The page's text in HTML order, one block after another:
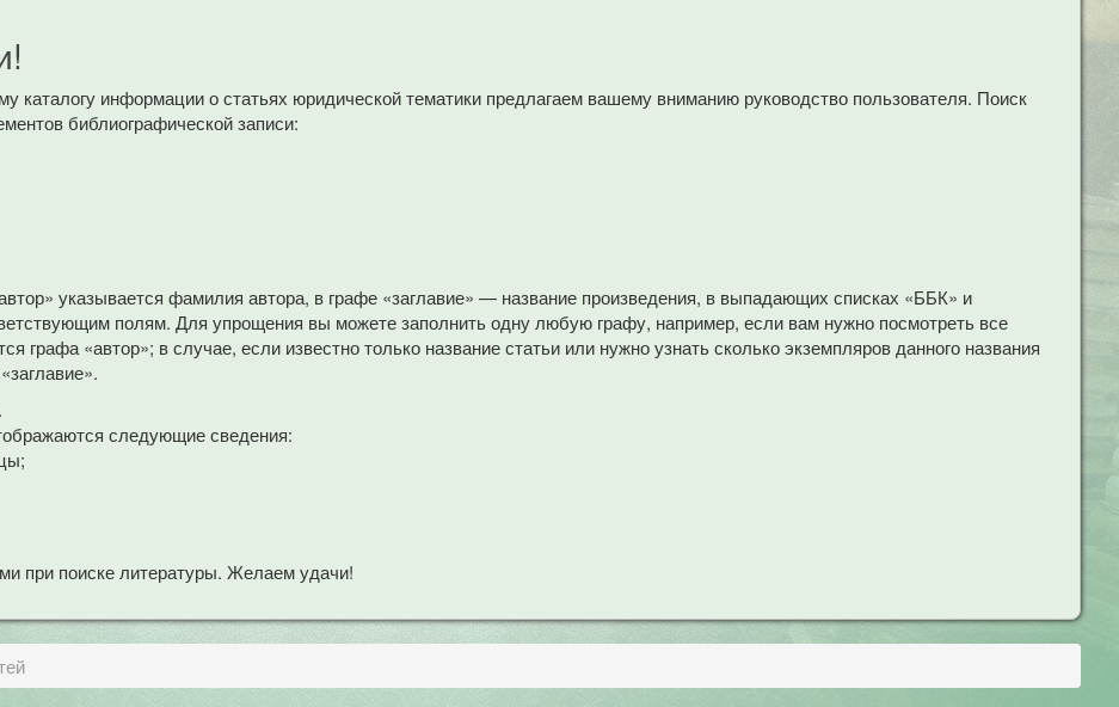
каталогу информации о статьях юридической тематики предлагаем вашему вниманию руководство пользователя. Поиск
библиографической записи:
указывается фамилия автора, в графе «заглавие» — название произведения, в выпадающих списках «ББК» и
полям. Для упрощения вы можете заполнить одну любую графу, например, если вам нужно посмотреть все
графа «автор»; в случае, если известно только название статьи или нужно узнать сколько экземпляров данного названия
следующие сведения:
при поиске литературы. Желаем удачи!